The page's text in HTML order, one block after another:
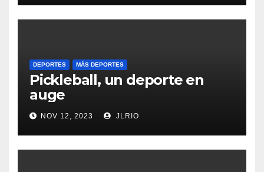
DEPORTES MÁS DEPORTES
Pickleball, un deporte en
auge
NOV 12, 2023 JLRIO